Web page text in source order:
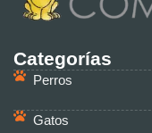
Categorías
Perros
Gatos